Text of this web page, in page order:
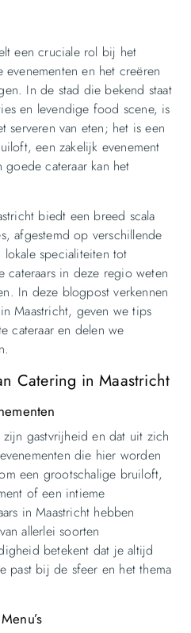
een cruciale rol bij het
evenementen en het creëren
In de stad die bekend staat
en levendige food scene, is
serveren van eten; het is een
een zakelijk evenement
cateraar kan het
biedt een breed scala
afgestemd op verschillende
lokale specialiteiten tot
cateraars in deze regio weten
In deze blogpost verkennen
Maastricht, geven we tips
cateraar en delen we
Catering in Maastricht
gastvrijheid en dat uit zich
die hier worden
een grootschalige bruiloft,
of een intieme
in Maastricht hebben
allerlei soorten
betekent dat je altijd
past bij de sfeer en het thema